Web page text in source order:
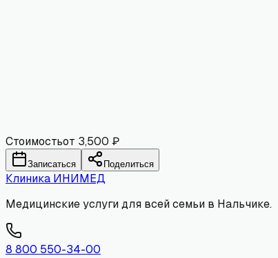
Стоимостьот 3,500 ₽
Записаться Поделиться
Клиника ИНИМЕД
Медицинские услуги для всей семьи в Нальчике.
8 800 550-34-00